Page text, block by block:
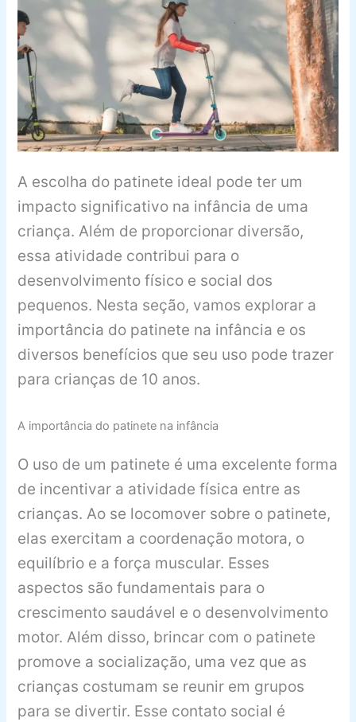
A escolha do patinete ideal pode ter um
impacto significativo na infância de uma
criança. Além de proporcionar diversão,
essa atividade contribui para o
desenvolvimento físico e social dos
pequenos. Nesta seção, vamos explorar a
importância do patinete na infância e os
diversos benefícios que seu uso pode trazer
para crianças de 10 anos.
A importância do patinete na infância
O uso de um patinete é uma excelente forma
de incentivar a atividade física entre as
crianças. Ao se locomover sobre o patinete,
elas exercitam a coordenação motora, o
equilíbrio e a força muscular. Esses
aspectos são fundamentais para o
crescimento saudável e o desenvolvimento
motor. Além disso, brincar com o patinete
promove a socialização, uma vez que as
crianças costumam se reunir em grupos
para se divertir. Esse contato social é